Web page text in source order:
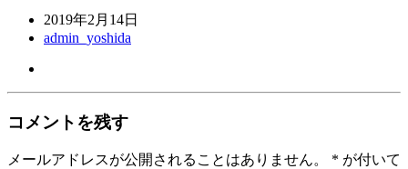
2019年2月14日
admin_yoshida
コメントを残す
メールアドレスが公開されることはありません。 * が付いて